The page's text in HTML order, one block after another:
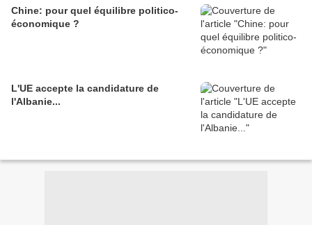
Chine: pour quel équilibre politico-
économique ?
L'UE accepte la candidature de
l'Albanie...